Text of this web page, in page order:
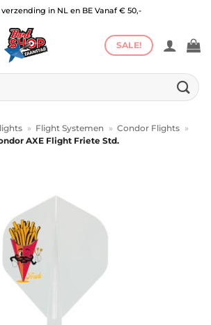
in NL en BE Vanaf € 50,-
SALE!
» Flight Systemen » Condor Flights »
AXE Flight Friete Std.